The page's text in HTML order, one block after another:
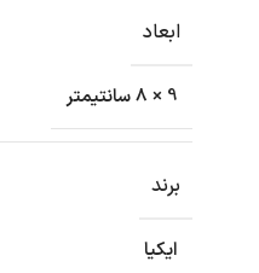
ابعاد
9 × 8 سانتیمتر
برند
ایکیا